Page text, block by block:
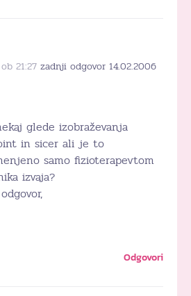
21:27 zadnji odgovor 14.02.2006
glede izobraževanja
in sicer ali je to
samo fizioterapevtom
izvaja?
Odgovori